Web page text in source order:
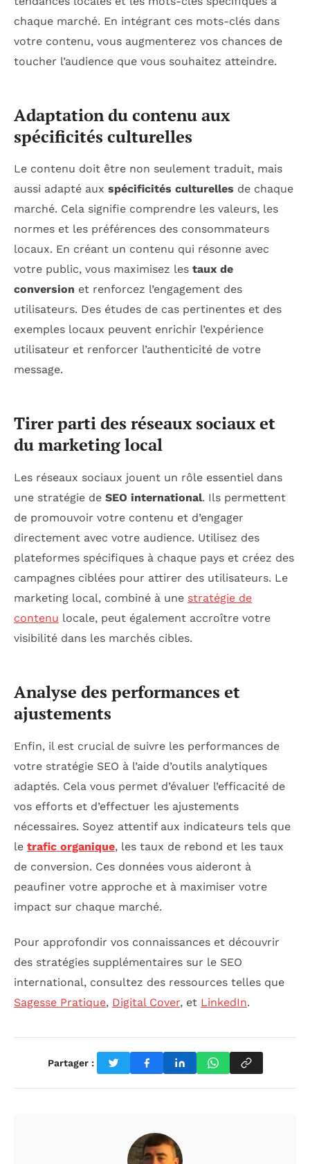
chaque marché. En intégrant ces mots-clés dans
votre contenu, vous augmenterez vos chances de
toucher l’audience que vous souhaitez atteindre.
Adaptation du contenu aux
spécificités culturelles
Le contenu doit être non seulement traduit, mais
aussi adapté aux spécificités culturelles de chaque
marché. Cela signifie comprendre les valeurs, les
normes et les préférences des consommateurs
locaux. En créant un contenu qui résonne avec
votre public, vous maximisez les taux de
conversion et renforcez l’engagement des
utilisateurs. Des études de cas pertinentes et des
exemples locaux peuvent enrichir l’expérience
utilisateur et renforcer l’authenticité de votre
message.
Tirer parti des réseaux sociaux et
du marketing local
Les réseaux sociaux jouent un rôle essentiel dans
une stratégie de SEO international. Ils permettent
de promouvoir votre contenu et d’engager
directement avec votre audience. Utilisez des
plateformes spécifiques à chaque pays et créez des
campagnes ciblées pour attirer des utilisateurs. Le
marketing local, combiné à une stratégie de
contenu locale, peut également accroître votre
visibilité dans les marchés cibles.
Analyse des performances et
ajustements
Enfin, il est crucial de suivre les performances de
votre stratégie SEO à l’aide d’outils analytiques
adaptés. Cela vous permet d’évaluer l’efficacité de
vos efforts et d’effectuer les ajustements
nécessaires. Soyez attentif aux indicateurs tels que
le trafic organique, les taux de rebond et les taux
de conversion. Ces données vous aideront à
peaufiner votre approche et à maximiser votre
impact sur chaque marché.
Pour approfondir vos connaissances et découvrir
des stratégies supplémentaires sur le SEO
international, consultez des ressources telles que
Sagesse Pratique, Digital Cover, et LinkedIn.
Partager :